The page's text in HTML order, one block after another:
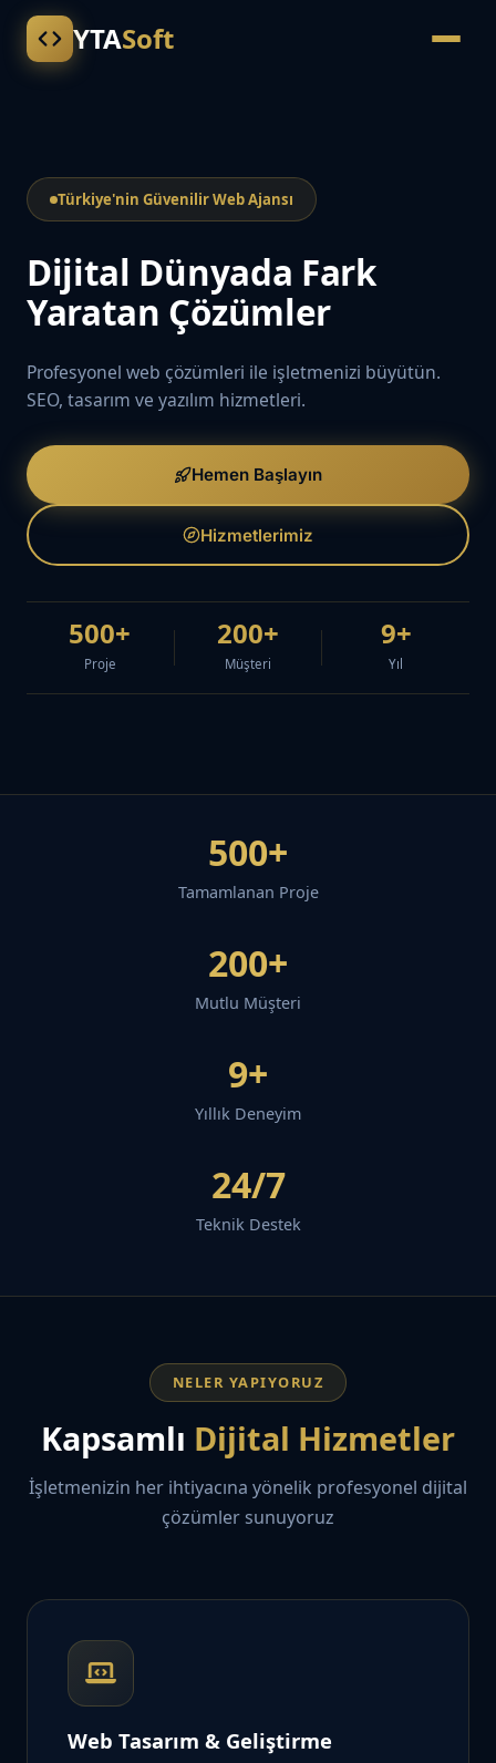
YTASoft
Türkiye'nin Güvenilir Web Ajansı
Dijital Dünyada Fark
Yaratan Çözümler
Profesyonel web çözümleri ile işletmenizi büyütün.
SEO, tasarım ve yazılım hizmetleri.
Hemen Başlayın
Hizmetlerimiz
500+
Proje
200+
Müşteri
9+
Yıl
500+
Tamamlanan Proje
200+
Mutlu Müşteri
9+
Yıllık Deneyim
24/7
Teknik Destek
NELER YAPIYORUZ
Kapsamlı Dijital Hizmetler
İşletmenizin her ihtiyacına yönelik profesyonel dijital
çözümler sunuyoruz
Web Tasarım & Geliştirme